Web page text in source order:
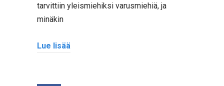
tarvittiin yleismiehiksi varusmiehiä, ja
minäkin
Lue lisää